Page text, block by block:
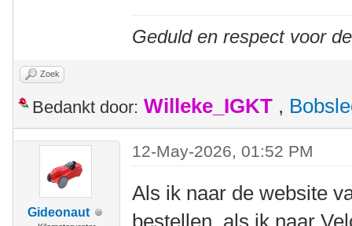
Geduld en respect voor
Zoek
Bedankt door: Willeke_IGKT ,
Gideonaut
12-May-2026, 01:52 PM
Als ik naar de website
bestellen, als ik naar